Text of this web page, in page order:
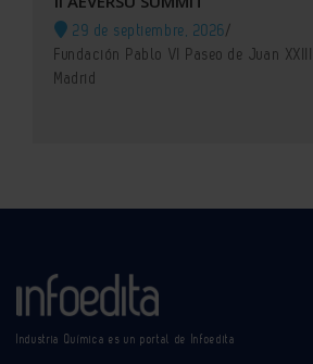
29 de septiembre, 2026/
Fundación Pablo VI Paseo de Juan
Madrid
Industria Química es un portal de Infoedita